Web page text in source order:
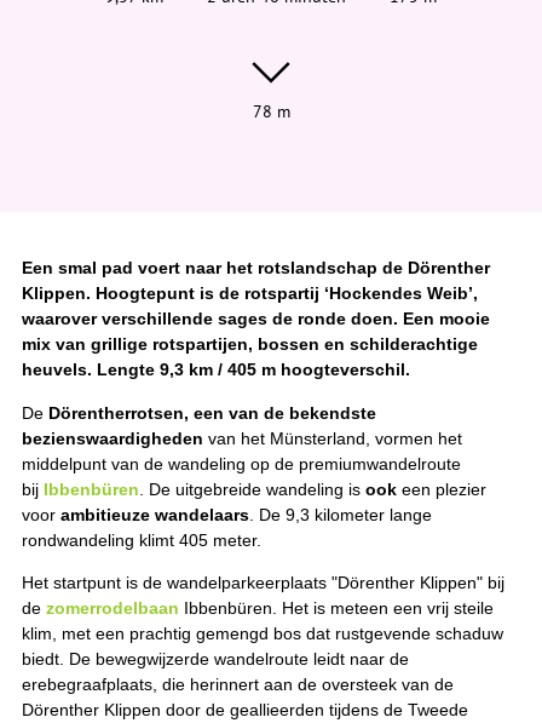
78 m
Een smal pad voert naar het rotslandschap de Dörenther
Klippen. Hoogtepunt is de rotspartij ‘Hockendes Weib’,
waarover verschillende sages de ronde doen. Een mooie
mix van grillige rotspartijen, bossen en schilderachtige
heuvels. Lengte 9,3 km / 405 m hoogteverschil.
De Dörentherrotsen, een van de bekendste
bezienswaardigheden van het Münsterland, vormen het
middelpunt van de wandeling op de premiumwandelroute
bij Ibbenbüren . De uitgebreide wandeling is ook een plezier
voor ambitieuze wandelaars . De 9,3 kilometer lange
rondwandeling klimt 405 meter.
Het startpunt is de wandelparkeerplaats "Dörenther Klippen" bij
de zomerrodelbaan Ibbenbüren. Het is meteen een vrij steile
klim, met een prachtig gemengd bos dat rustgevende schaduw
biedt. De bewegwijzerde wandelroute leidt naar de
erebegraafplaats, die herinnert aan de oversteek van de
Dörenther Klippen door de geallieerden tijdens de Tweede